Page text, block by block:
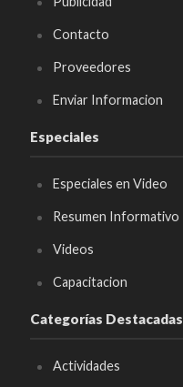
Contacto
Proveedores
Enviar Informacion
Especiales
Especiales en Video
Resumen Informativo
Videos
Capacitacion
Categorías Destacadas
Actividades